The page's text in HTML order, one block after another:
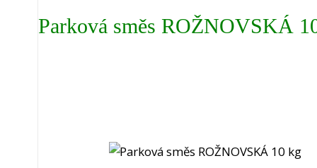
Parková směs ROŽNOVSKÁ